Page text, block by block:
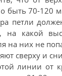
быть 70-120
петли
на какой
на них не
сверху и
линии от